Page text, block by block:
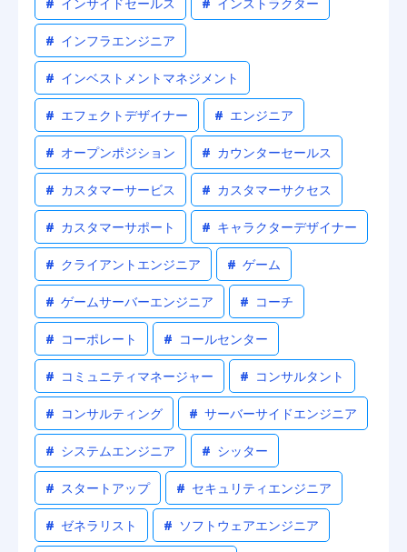
# インフラエンジニア
# インベストメントマネジメント
# エフェクトデザイナー # エンジニア
# オープンポジション # カウンターセールス
# カスタマーサービス # カスタマーサクセス
# カスタマーサポート # キャラクターデザイナー
# クライアントエンジニア # ゲーム
# ゲームサーバーエンジニア # コーチ
# コーポレート # コールセンター
# コミュニティマネージャー # コンサルタント
# コンサルティング # サーバーサイドエンジニア
# システムエンジニア # シッター
# スタートアップ # セキュリティエンジニア
# ゼネラリスト # ソフトウェアエンジニア